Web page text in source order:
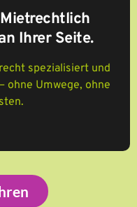
Ihrer Seite.
spezialisiert und
ohne Umwege, ohne